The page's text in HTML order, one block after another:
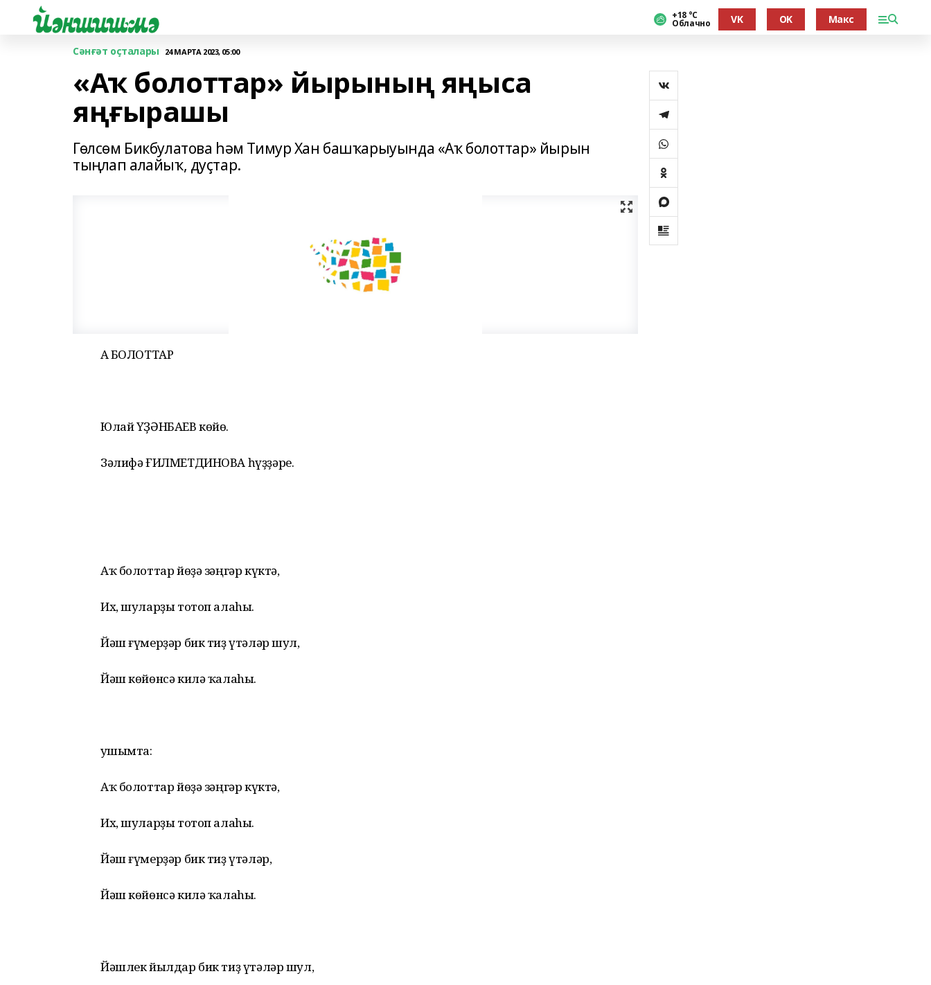
+18 °С
Облачно VK OK Макс
Сәнғәт оҫталары 24 МАРТА 2023, 05:00
«Аҡ болоттар» йырының яңыса
яңғырашы
Гөлсөм Бикбулатова һәм Тимур Хан башҡарыуында «Аҡ болоттар» йырын
тыңлап алайыҡ, дуҫтар.
АҠ БОЛОТТАР
Юлай ҮҘӘНБАЕВ көйө.
Зәлифә ҒИЛМЕТДИНОВА һүҙҙәре.
Аҡ болоттар йөҙә зәңгәр күктә,
Их, шуларҙы тотоп алаhы.
Йәш ғүмерҙәр бик тиҙ үтәләр шул,
Йәш көйөнсә килә ҡалаhы.
Ҡушымта:
Аҡ болоттар йөҙә зәңгәр күктә,
Их, шуларҙы тотоп алаhы.
Йәш ғүмерҙәр бик тиҙ үтәләр,
Йәш көйөнсә килә ҡалаhы.
Йәшлек йылдар бик тиҙ үтәләр шул,